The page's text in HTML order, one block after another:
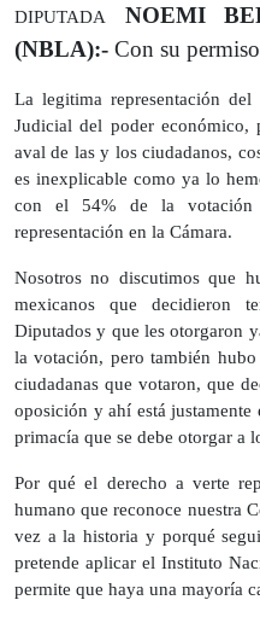
DIPUTADA
NOEMI
(NBLA):- Con su
La legitima representación
Judicial del poder económico,
aval de las y los ciudadanos,
es inexplicable como ya lo
con el 54% de la votación
representación en la Cámara.
Nosotros no discutimos que
mexicanos que decidieron
Diputados y que les otorgaron
la votación, pero también
ciudadanas que votaron, que
oposición y ahí está
primacía que se debe otorgar a
Por qué el derecho a verte
humano que reconoce nuestra
vez a la historia y porqué
pretende aplicar el Instituto
permite que haya una mayoría